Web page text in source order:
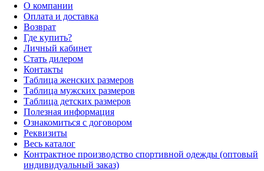
О компании
Оплата и доставка
Возврат
Где купить?
Личный кабинет
Стать дилером
Контакты
Таблица женских размеров
Таблица мужских размеров
Таблица детских размеров
Полезная информация
Ознакомиться с договором
Реквизиты
Весь каталог
Контрактное производство спортивной одежды (оптовый
индивидуальный заказ)